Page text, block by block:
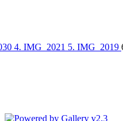
4. IMG_2021 5. IMG_2019